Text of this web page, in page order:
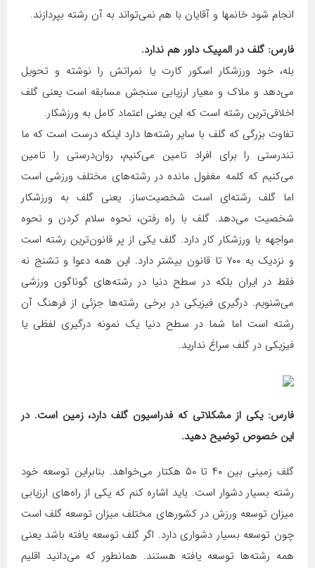
انجام شود خانمها و آقایان با هم نمی‌تواند به آن رشته بپردازند.
فارس: گلف در المپیک داور هم ندارد.
بله، خود ورزشکار اسکور کارت یا نمراتش را نوشته و تحویل
می‌دهد و ملاک و معیار ارزیابی سنجش مسابقه است یعنی گلف
اخلاقی‌ترین رشته است که این یعنی اعتماد کامل به ورزشکار.
تفاوت بزرگی که گلف با سایر رشته‌ها دارد اینکه درست است که ما
تندرستی را برای افراد تامین می‌کنیم، روان‌درستی را تامین
می‌کنیم که کلمه مغفول مانده در رشته‌های مختلف ورزشی است
اما گلف رشته‌ای است شخصیت‌ساز. یعنی گلف به ورزشکار
شخصیت می‌دهد. گلف با راه رفتن، نحوه سلام کردن و نحوه
مواجهه با ورزشکار کار دارد. گلف یکی از پر قانون‌ترین رشته است
و نزدیک به ۷۰۰ تا قانون بیشتر دارد. این همه دعوا و تشنج نه
فقط در ایران بلکه در سطح دنیا در رشته‌های گوناگون ورزشی
می‌شنویم. درگیری فیزیکی در برخی رشته‌ها جزئی از فرهنگ آن
رشته است اما شما در سطح دنیا یک نمونه درگیری لفظی یا
فیزیکی در گلف سراغ ندارید.
فارس: یکی از مشکلاتی که فدراسیون گلف دارد، زمین است. در
این خصوص توضیح دهید.
گلف زمینی بین ۴۰ تا ۵۰ هکتار می‌خواهد. بنابراین توسعه خود
رشته بسیار دشوار است. باید اشاره کنم که یکی از راه‌های ارزیابی
میزان توسعه ورزش در کشورهای مختلف میزان توسعه گلف است
چون توسعه بسیار دشواری دارد. اگر گلف توسعه‌ یافته باشد یعنی
همه رشته‌ها توسعه یافته هستند. همانطور که می‌دانید اقلیم